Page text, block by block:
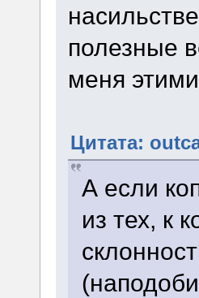
полезные
меня
Цитата:
А если
из тех, к